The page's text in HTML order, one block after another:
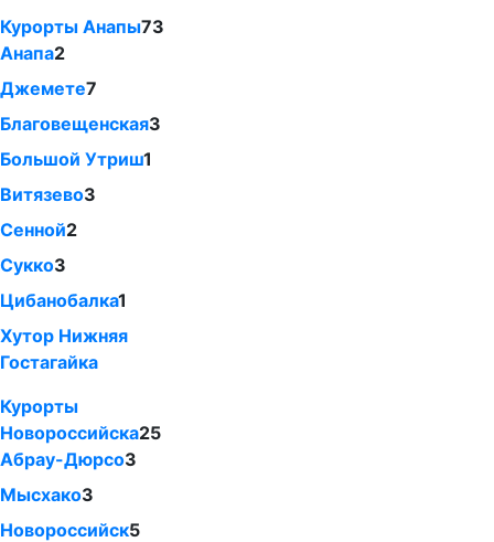
Курорты Анапы73
Анапа2
Джемете7
Благовещенская3
Большой Утриш1
Витязево3
Сенной2
Сукко3
Цибанобалка1
Хутор Нижняя
Гостагайка
Курорты
Новороссийска25
Абрау-Дюрсо3
Мысхако3
Новороссийск5